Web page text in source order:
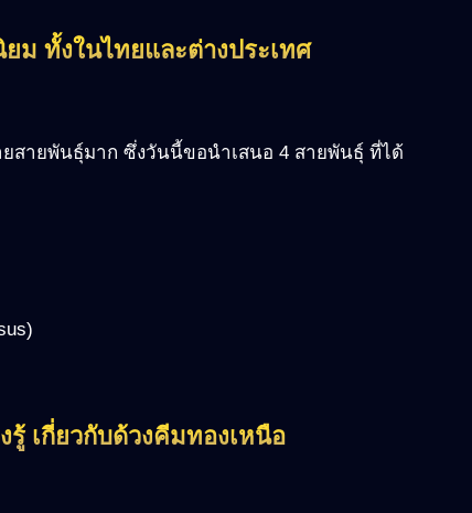
ม ทั้งในไทยและต่างประเทศ
สายพันธุ์มาก ซึ่งวันนี้ขอนำเสนอ 4 สายพันธุ์ ที่ได้
เกี่ยวกับด้วงคีมทองเหนือ